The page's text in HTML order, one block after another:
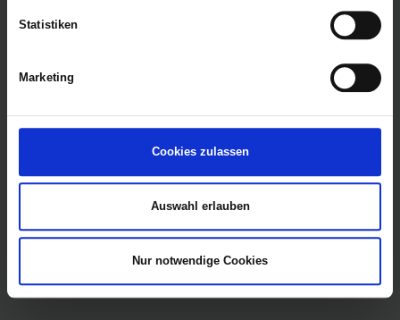
Statistiken
Marketing
Cookies zulassen
Auswahl erlauben
Nur notwendige Cookies